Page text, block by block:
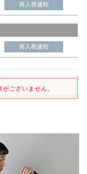
ございません。